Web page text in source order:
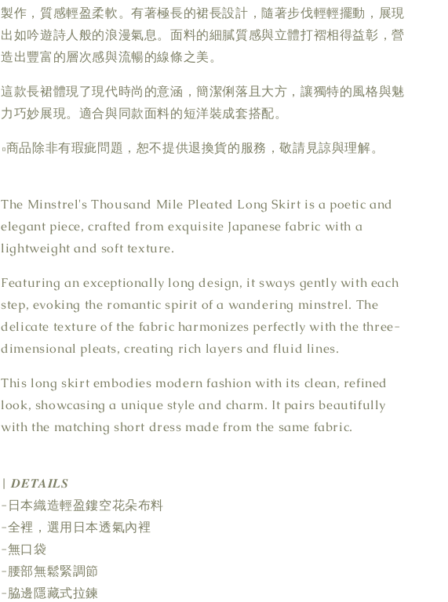
製作，質感輕盈柔軟。有著極長的裙長設計，隨著步伐輕輕擺動，展現
出如吟遊詩人般的浪漫氣息。面料的細膩質感與立體打褶相得益彰，營
造出豐富的層次感與流暢的線條之美。
這款長裙體現了現代時尚的意涵，簡潔俐落且大方，讓獨特的風格與魅
力巧妙展現。適合與同款面料的短洋裝成套搭配。
▫商品除非有瑕疵問題，恕不提供退換貨的服務，敬請見諒與理解。
The Minstrel's Thousand Mile Pleated Long Skirt is a poetic and
elegant piece, crafted from exquisite Japanese fabric with a
lightweight and soft texture.
Featuring an exceptionally long design, it sways gently with each
step, evoking the romantic spirit of a wandering minstrel. The
delicate texture of the fabric harmonizes perfectly with the three-
dimensional pleats, creating rich layers and fluid lines.
This long skirt embodies modern fashion with its clean, refined
look, showcasing a unique style and charm. It pairs beautifully
with the matching short dress made from the same fabric.
| 𝑫𝑬𝑻𝑨𝑰𝑳𝑺
-日本織造輕盈鏤空花朵布料
-全裡，選用日本透氣內裡
-無口袋
-腰部無鬆緊調節
-脇邊隱藏式拉鍊